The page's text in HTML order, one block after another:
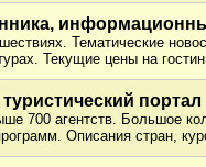
Тематические
Текущие цены на
портал
700 агентств. Большое
Описания стран,